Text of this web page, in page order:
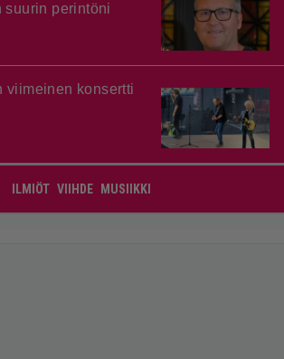
suurin perintöni
viimeinen konsertti
ILMIÖT VIIHDE MUSIIKKI